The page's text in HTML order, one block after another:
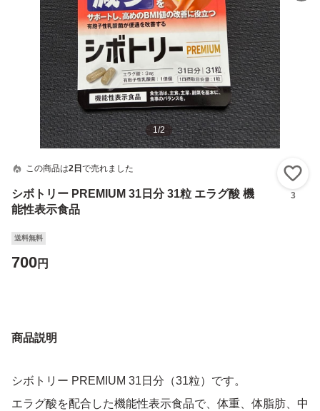
1/2
この商品は2日 で売れました
シボトリー PREMIUM 31日分 31粒 エラグ酸 機
能性表示食品
3
送料無料
700円
商品説明
シボトリー PREMIUM 31日分（31粒）です。
エラグ酸を配合した機能性表示食品で、体重、体脂肪、中